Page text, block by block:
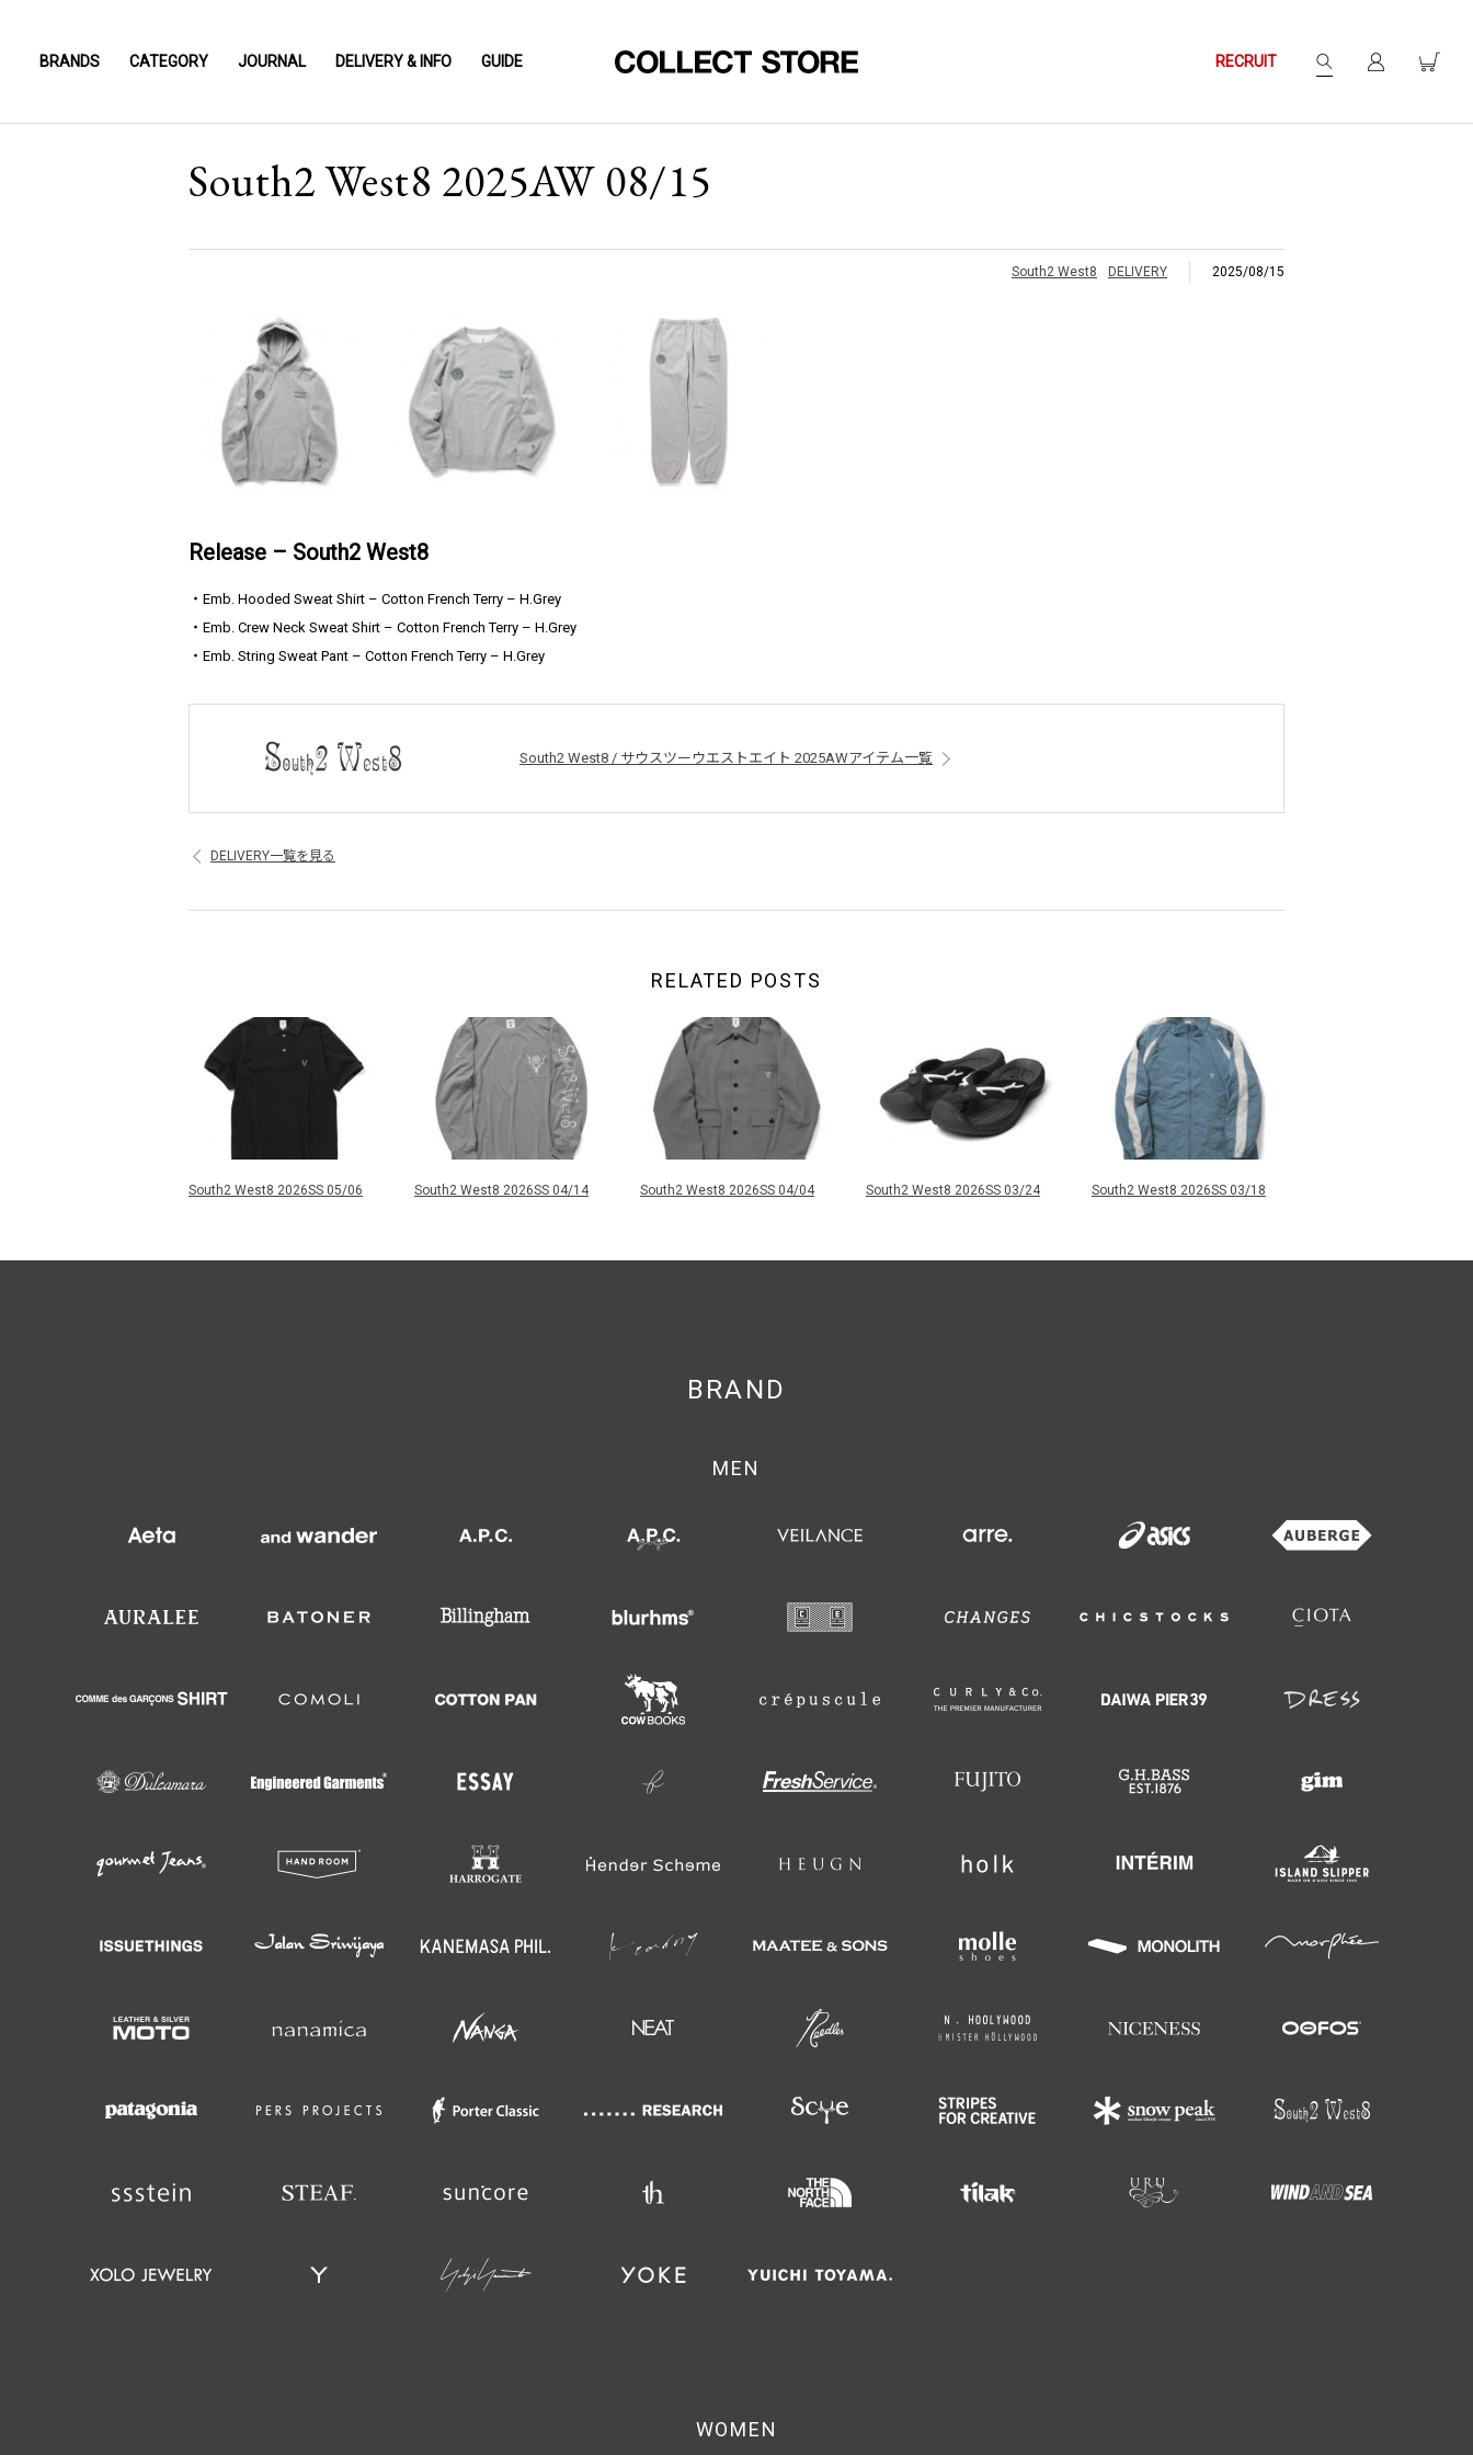
BRANDS CATEGORY JOURNAL DELIVERY & INFO GUIDE RECRUIT
South2 West8 2025AW 08/15
South2 West8 DELIVERY 2025/08/15
Release – South2 West8
・Emb. Hooded Sweat Shirt – Cotton French Terry – H.Grey
・Emb. Crew Neck Sweat Shirt – Cotton French Terry – H.Grey
・Emb. String Sweat Pant – Cotton French Terry – H.Grey
South2 West8 / サウスツーウエストエイト 2025AWアイテム一覧
DELIVERY一覧を見る
RELATED POSTS
South2 West8 2026SS 05/06 South2 West8 2026SS 04/14 South2 West8 2026SS 04/04 South2 West8 2026SS 03/24 South2 West8 2026SS 03/18
BRAND
MEN
WOMEN